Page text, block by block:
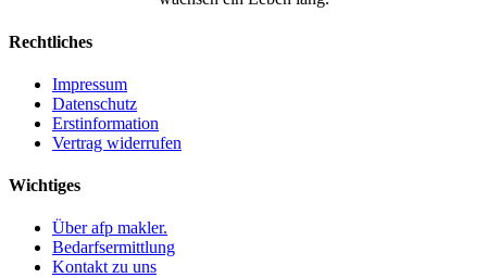
Rechtliches
Impressum
Datenschutz
Erstinformation
Vertrag widerrufen
Wichtiges
Über afp makler.
Bedarfsermittlung
Kontakt zu uns